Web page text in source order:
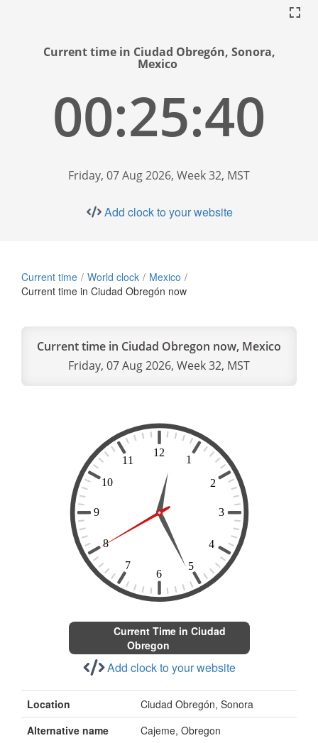
Current time in Ciudad Obregón, Sonora,
Mexico
00:25:40
Friday, 07 Aug 2026, Week 32, MST
Add clock to your website
Current time World clock
Mexico
Current time in Ciudad Obregón now
Current time in Ciudad Obregon now, Mexico
Friday, 07 Aug 2026, Week 32, MST
Current Time in Ciudad
Obregon
Add clock to your website
Location
Ciudad Obregón, Sonora
Alternative name
Cajeme, Obregon